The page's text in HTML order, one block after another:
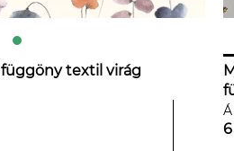
textil virág